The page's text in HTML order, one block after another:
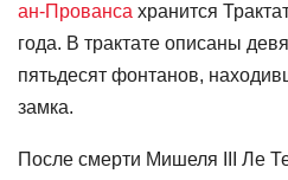
ан-Прованса хранится
года. В трактате описаны
пятьдесят фонтанов,
замка.
После смерти Мишеля III Ле